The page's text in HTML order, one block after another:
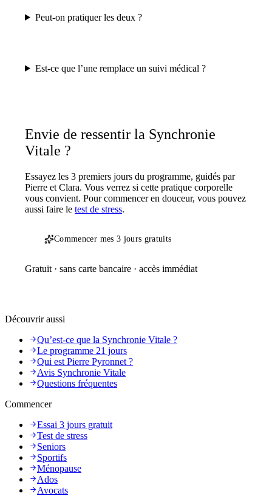
Peut-on pratiquer les deux ?
Est-ce que l’une remplace un suivi médical ?
Envie de ressentir la Synchronie
Vitale ?
Essayez les 3 premiers jours du programme, guidés par
Pierre et Clara. Vous verrez si cette pratique corporelle
vous convient. Pour commencer en douceur, vous pouvez
aussi faire le test de stress.
Commencer mes 3 jours gratuits
Gratuit · sans carte bancaire · accès immédiat
Découvrir aussi
Qu’est-ce que la Synchronie Vitale ?
Le programme 21 jours
Qui est Pierre Pyronnet ?
Avis Synchronie Vitale
Questions fréquentes
Commencer
Essai 3 jours gratuit
Test de stress
Seniors
Sportifs
Ménopause
Ados
Avocats